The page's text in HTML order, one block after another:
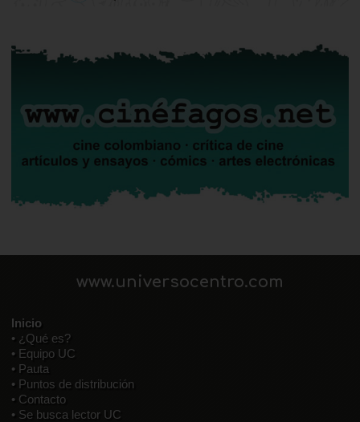
www.universocentro.com
Inicio
• ¿Qué es?
• Equipo UC
• Pauta
• Puntos de distribución
• Contacto
• Se busca lector UC